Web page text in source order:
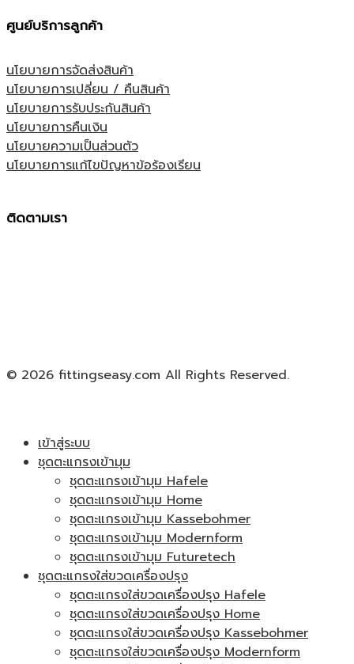
ศูนย์บริการลูกค้า
นโยบายการจัดส่งสินค้า
นโยบายการเปลี่ยน / คืนสินค้า
นโยบายการรับประกันสินค้า
นโยบายการคืนเงิน
นโยบายความเป็นส่วนตัว
นโยบายการแก้ไขปัญหาข้อร้องเรียน
ติดตามเรา
© 2026 fittingseasy.com All Rights Reserved.
เข้าสู่ระบบ
ชุดตะแกรงเข้ามุม
ชุดตะแกรงเข้ามุม Hafele
ชุดตะแกรงเข้ามุม Home
ชุดตะแกรงเข้ามุม Kassebohmer
ชุดตะแกรงเข้ามุม Modernform
ชุดตะแกรงเข้ามุม Futuretech
ชุดตะแกรงใส่ขวดเครื่องปรุง
ชุดตะแกรงใส่ขวดเครื่องปรุง Hafele
ชุดตะแกรงใส่ขวดเครื่องปรุง Home
ชุดตะแกรงใส่ขวดเครื่องปรุง Kassebohmer
ชุดตะแกรงใส่ขวดเครื่องปรุง Modernform